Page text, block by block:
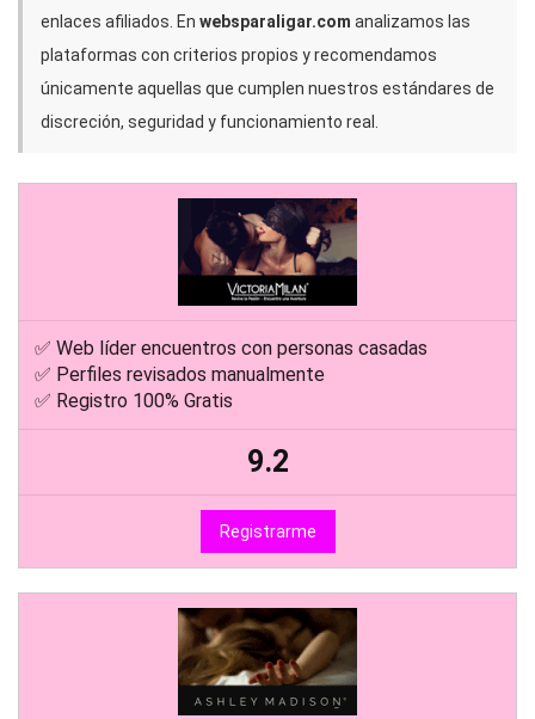
enlaces afiliados. En websparaligar.com analizamos las
plataformas con criterios propios y recomendamos
únicamente aquellas que cumplen nuestros estándares de
discreción, seguridad y funcionamiento real.
✅ Web líder encuentros con personas casadas
✅ Perfiles revisados manualmente
✅ Registro 100% Gratis
9.2
Registrarme